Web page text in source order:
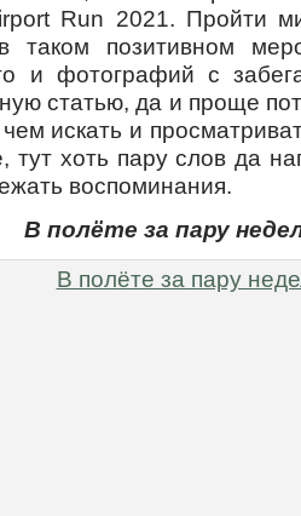
Run 2021. Пройти
таком позитивном
и фотографий с
статью, да и проще
искать и
тут хоть пару слов да
воспоминания.
В полёте за пару